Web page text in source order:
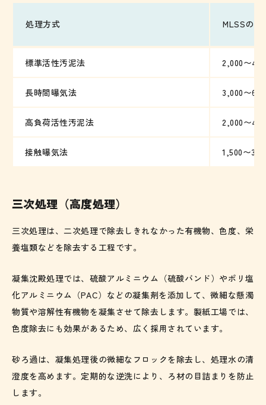
処理方式 MLSSの
標準活性汚泥法 2,000〜
長時間曝気法 3,000〜
高負荷活性汚泥法 2,000〜
接触曝気法 1,500〜
三次処理（高度処理）
三次処理は、二次処理で除去しきれなかった有機物、色度、栄
養塩類などを除去する工程です。
凝集沈殿処理では、硫酸アルミニウム（硫酸バンド）やポリ塩
化アルミニウム（PAC）などの凝集剤を添加して、微細な懸濁
物質や溶解性有機物を凝集させて除去します。製紙工場では、
色度除去にも効果があるため、広く採用されています。
砂ろ過は、凝集処理後の微細なフロックを除去し、処理水の清
澄度を高めます。定期的な逆洗により、ろ材の目詰まりを防止
します。